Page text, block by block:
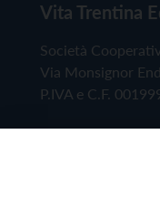
Vita Trentina
Società
Via Monsignor
P.IVA e C.F.